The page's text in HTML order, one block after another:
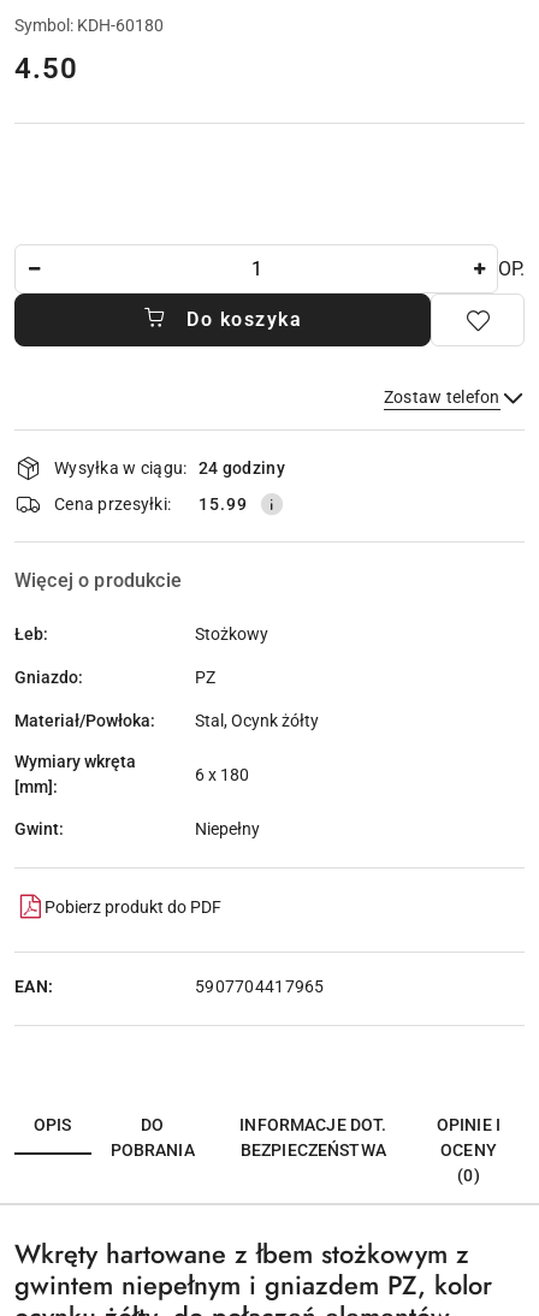
Symbol: KDH-60180
cena:
4.50
OP.
Do koszyka
Zostaw telefon
Wyślij
Dostępność
i
dostawa
Wysyłka w ciągu:
24 godziny
Cena przesyłki:
15.99
Więcej o produkcie
Łeb: Stożkowy
Gniazdo: PZ
Materiał/Powłoka: Stal, Ocynk żółty
Wymiary wkręta
[mm]:
6 x 180
Gwint: Niepełny
Pobierz produkt do PDF
EAN: 5907704417965
OPIS
DO
POBRANIA
INFORMACJE DOT.
BEZPIECZEŃSTWA
OPINIE I
OCENY
(0)
Wkręty hartowane z łbem stożkowym z
gwintem niepełnym i gniazdem PZ, kolor